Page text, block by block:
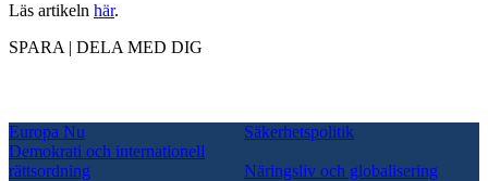
Läs artikeln här.
SPARA | DELA MED DIG
Europa Nu
Säkerhetspolitik
Demokrati och internationell
rättsordning
Näringsliv och globalisering